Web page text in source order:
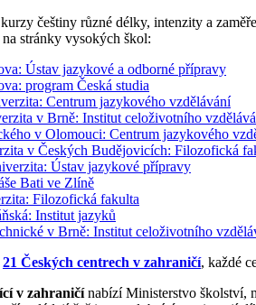
češtiny různé délky, intenzity a
stránky vysokých škol:
Ústav jazykové a odborné přípravy
program Česká studia
Centrum jazykového vzdělávání
v Brně: Institut celoživotního
v Olomouci: Centrum jazykového
v Českých Budějovicích: Filozofická
Ústav jazykové přípravy
Bati ve Zlíně
Filozofická fakulta
Institut jazyků
v Brně: Institut celoživotního
21 Českých centrech v zahraničí, každé
v zahraničínabízí Ministerstvo školství,